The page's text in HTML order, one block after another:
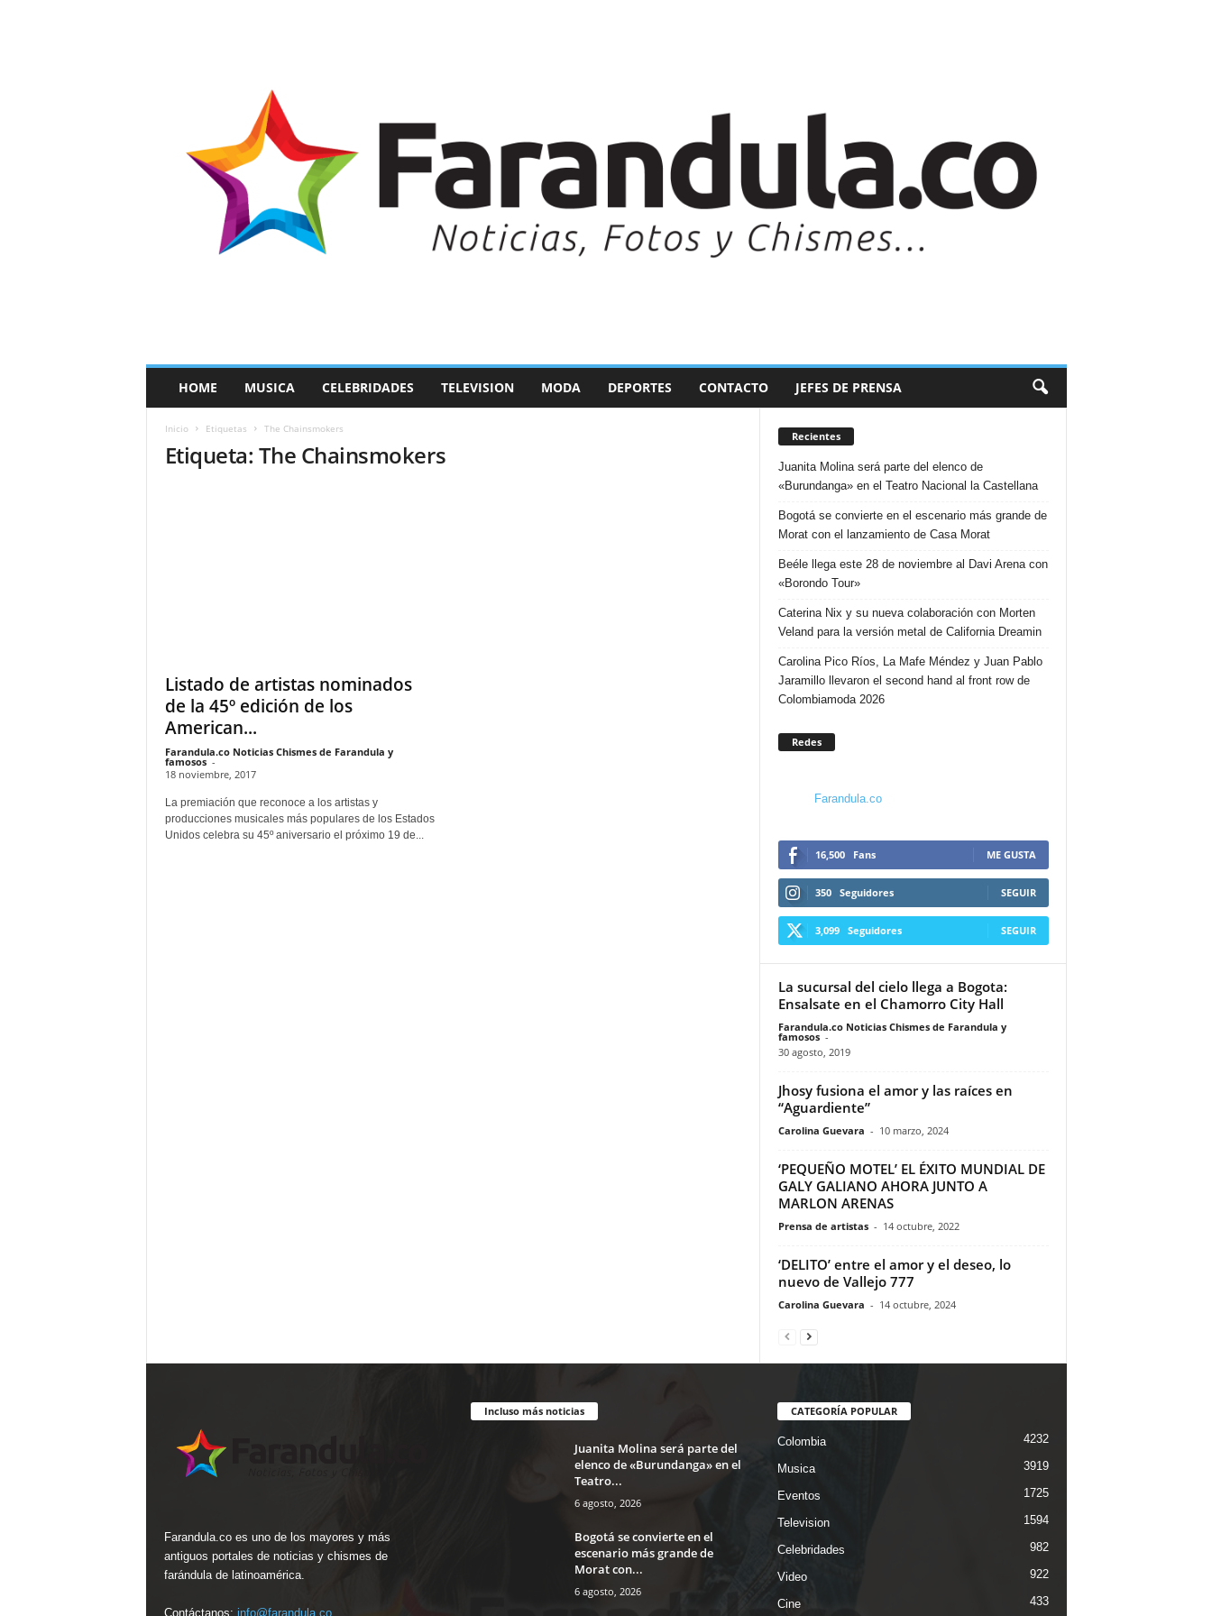
a
HOME MUSICA CELEBRIDADES TELEVISION MODA DEPORTES CONTACTO JEFES DE PRENSA
Inicio Etiquetas The Chainsmokers
Etiqueta: The Chainsmokers
Listado de artistas nominados
de la 45º edición de los
American...
Farandula.co Noticias Chismes de Farandula y
famosos -
18 noviembre, 2017
La premiación que reconoce a los artistas y
producciones musicales más populares de los Estados
Unidos celebra su 45º aniversario el próximo 19 de...
Recientes
Juanita Molina será parte del elenco de
«Burundanga» en el Teatro Nacional la Castellana
Bogotá se convierte en el escenario más grande de
Morat con el lanzamiento de Casa Morat
Beéle llega este 28 de noviembre al Davi Arena con
«Borondo Tour»
Caterina Nix y su nueva colaboración con Morten
Veland para la versión metal de California Dreamin
Carolina Pico Ríos, La Mafe Méndez y Juan Pablo
Jaramillo llevaron el second hand al front row de
Colombiamoda 2026
Redes
Farandula.co
16,500 Fans ME GUSTA
350 Seguidores SEGUIR
3,099 Seguidores SEGUIR
La sucursal del cielo llega a Bogota:
Ensalsate en el Chamorro City Hall
Farandula.co Noticias Chismes de Farandula y
famosos -
30 agosto, 2019
Jhosy fusiona el amor y las raíces en
“Aguardiente”
Carolina Guevara - 10 marzo, 2024
‘PEQUEÑO MOTEL’ EL ÉXITO MUNDIAL DE
GALY GALIANO AHORA JUNTO A
MARLON ARENAS
Prensa de artistas - 14 octubre, 2022
‘DELITO’ entre el amor y el deseo, lo
nuevo de Vallejo 777
Carolina Guevara - 14 octubre, 2024
Farandula.co es uno de los mayores y más
antiguos portales de noticias y chismes de
farándula de latinoamérica.
Contáctanos: info@farandula.co
Incluso más noticias
Juanita Molina será parte del
elenco de «Burundanga» en el
Teatro...
6 agosto, 2026
Bogotá se convierte en el
escenario más grande de
Morat con...
6 agosto, 2026
CATEGORÍA POPULAR
Colombia 4232
Musica 3919
Eventos 1725
Television 1594
Celebridades 982
Video 922
Cine 433